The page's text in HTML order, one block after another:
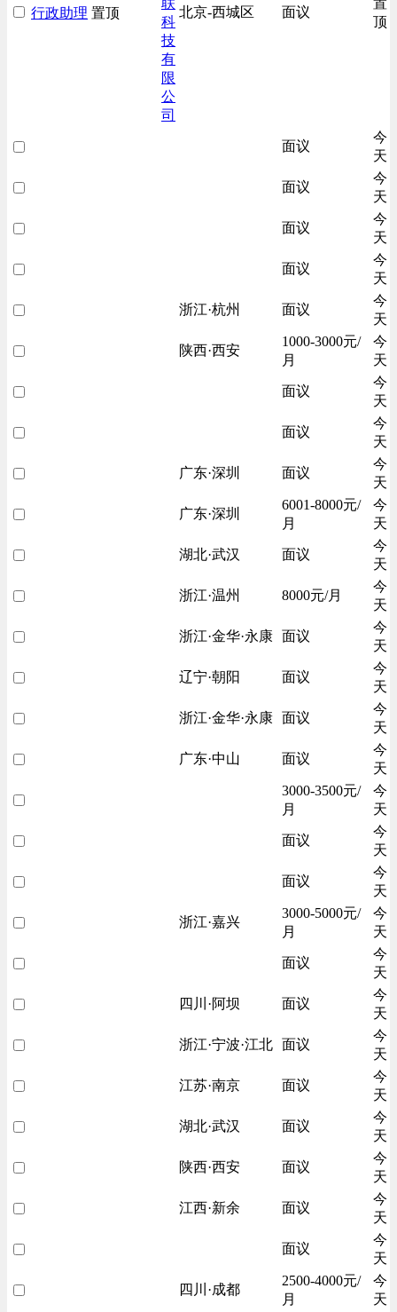
行政助理 置顶
科
技
有
限
公
司
北京-西城区 面议
顶
面议
今
天
面议
今
天
面议
今
天
面议
今
天
浙江·杭州 面议
今
天
陕西·西安
1000-3000元/
月
今
天
面议
今
天
面议
今
天
广东·深圳 面议
今
天
广东·深圳
6001-8000元/
月
今
天
湖北·武汉 面议
今
天
浙江·温州 8000元/月
今
天
浙江·金华·永康 面议
今
天
辽宁·朝阳 面议
今
天
浙江·金华·永康 面议
今
天
广东·中山 面议
今
天
3000-3500元/
月
今
天
面议
今
天
面议
今
天
浙江·嘉兴
3000-5000元/
月
今
天
面议
今
天
四川·阿坝 面议
今
天
浙江·宁波·江北 面议
今
天
江苏·南京 面议
今
天
湖北·武汉 面议
今
天
陕西·西安 面议
今
天
江西·新余 面议
今
天
面议
今
天
四川·成都
2500-4000元/
月
今
天